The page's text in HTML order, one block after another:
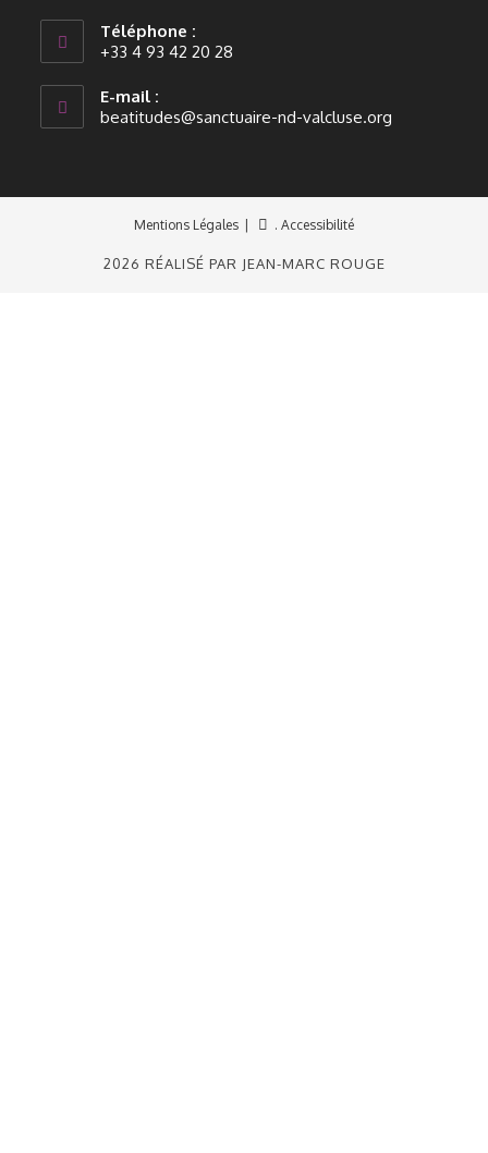
Téléphone :
+33 4 93 42 20 28
E-mail :
beatitudes@sanctuaire-nd-valcluse.org
Mentions Légales . Accessibilité
2026 RÉALISÉ PAR JEAN-MARC ROUGE